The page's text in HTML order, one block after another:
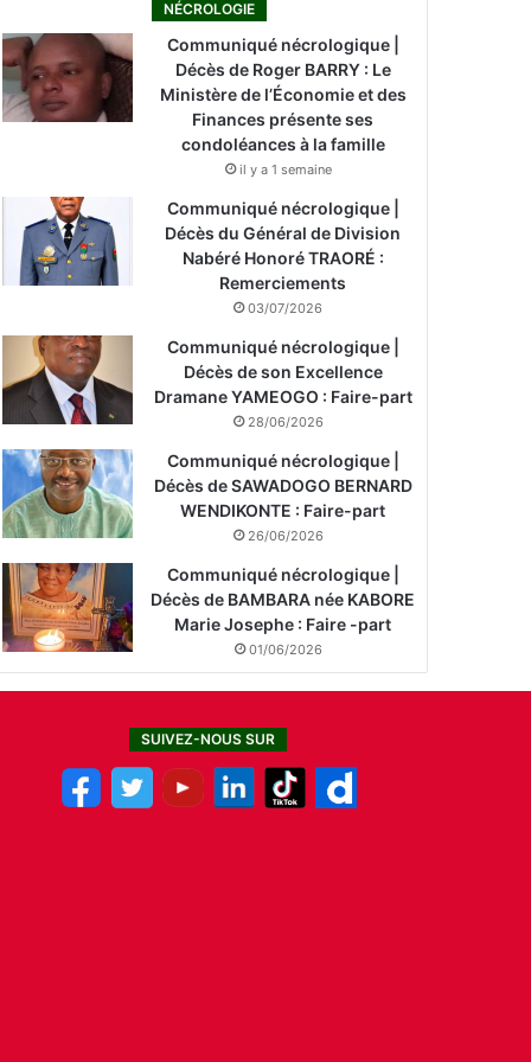
NÉCROLOGIE
Communiqué nécrologique |
Décès de Roger BARRY : Le
Ministère de l’Économie et des
Finances présente ses
condoléances à la famille
il y a 1 semaine
Communiqué nécrologique |
Décès du Général de Division
Nabéré Honoré TRAORÉ :
Remerciements
03/07/2026
Communiqué nécrologique |
Décès de son Excellence
Dramane YAMEOGO : Faire-part
28/06/2026
Communiqué nécrologique |
Décès de SAWADOGO BERNARD
WENDIKONTE : Faire-part
26/06/2026
Communiqué nécrologique |
Décès de BAMBARA née KABORE
Marie Josephe : Faire -part
01/06/2026
SUIVEZ-NOUS SUR